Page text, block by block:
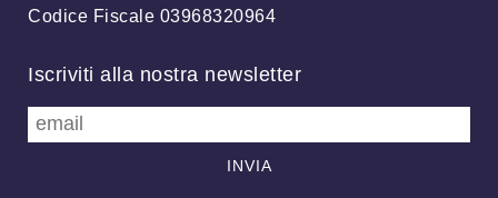
Codice Fiscale 03968320964
Iscriviti alla nostra newsletter